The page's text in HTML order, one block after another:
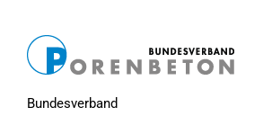
Bundesverband